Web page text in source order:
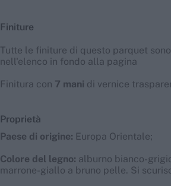
Finiture
Tutte le finiture di questo parquet
nell'elenco in fondo alla pagina
Finitura con 7 mani di vernice
Proprietà
Paese di origine: Europa Orientale;
Colore del legno: alburno bianco-
marrone-giallo a bruno pelle. Si